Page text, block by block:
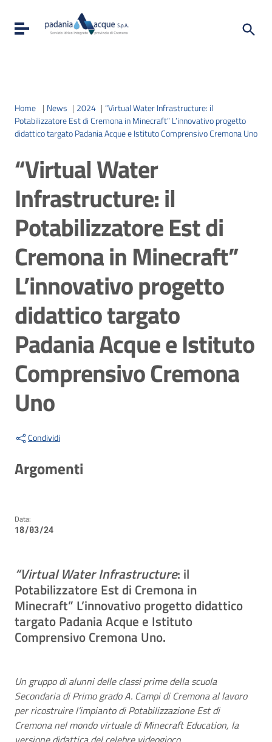
Toggle navigation
Home | News | 2024 | “Virtual Water Infrastructure: il
Potabilizzatore Est di Cremona in Minecraft” L’innovativo progetto
didattico targato Padania Acque e Istituto Comprensivo Cremona Uno
“Virtual Water
Infrastructure: il
Potabilizzatore Est di
Cremona in Minecraft”
L’innovativo progetto
didattico targato
Padania Acque e Istituto
Comprensivo Cremona
Uno
Condividi
Argomenti
Data:
18/03/24
“Virtual Water Infrastructure: il
Potabilizzatore Est di Cremona in
Minecraft” L’innovativo progetto didattico
targato Padania Acque e Istituto
Comprensivo Cremona Uno.
Un gruppo di alunni delle classi prime della scuola
Secondaria di Primo grado A. Campi di Cremona al lavoro
per ricostruire l’impianto di Potabilizzazione Est di
Cremona nel mondo virtuale di Minecraft Education, la